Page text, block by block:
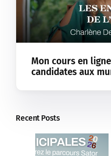
Mon cours en
candidates aux
Recent Posts